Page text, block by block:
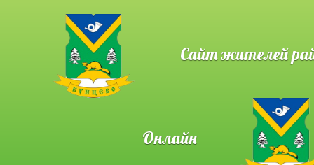
Сайт жителей
Онлайн